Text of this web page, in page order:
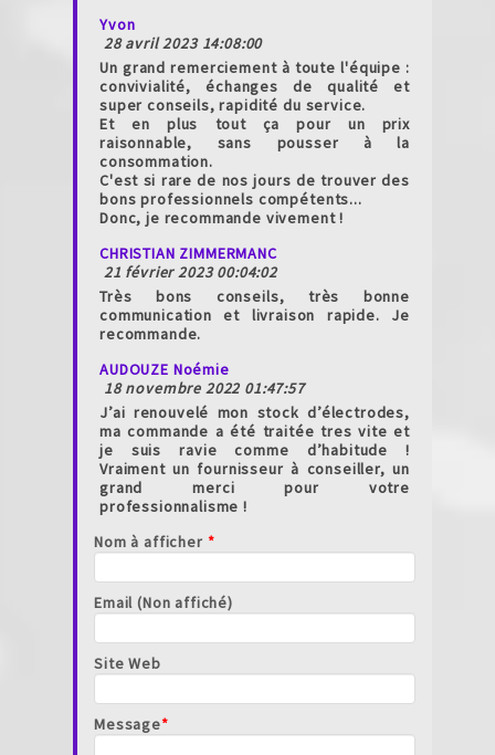
Yvon
28 avril 2023 14:08:00
Un grand remerciement à toute l'équipe :
convivialité, échanges de qualité et
super conseils, rapidité du service.
Et en plus tout ça pour un prix
raisonnable, sans pousser à la
consommation.
C'est si rare de nos jours de trouver des
bons professionnels compétents...
Donc, je recommande vivement !
CHRISTIAN ZIMMERMANC
21 février 2023 00:04:02
Très bons conseils, très bonne
communication et livraison rapide. Je
recommande.
AUDOUZE Noémie
18 novembre 2022 01:47:57
J’ai renouvelé mon stock d’électrodes,
ma commande a été traitée tres vite et
je suis ravie comme d’habitude !
Vraiment un fournisseur à conseiller, un
grand merci pour votre
professionnalisme !
Nom à afficher *
Email (Non affiché)
Site Web
Message*